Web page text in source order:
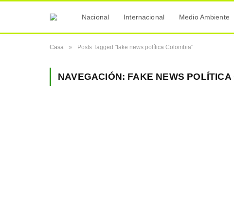
Nacional Internacional Medio Ambiente
Casa » Posts Tagged "fake news política Colombia"
NAVEGACIÓN: FAKE NEWS